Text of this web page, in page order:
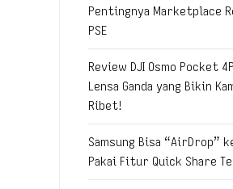
Pentingnya Marketplace
PSE
Review DJI Osmo Pocket
Lensa Ganda yang Bikin
Ribet!
Samsung Bisa “AirDrop”
Pakai Fitur Quick Share